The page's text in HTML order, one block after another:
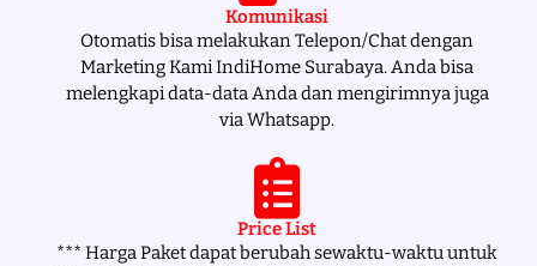
Komunikasi
Otomatis bisa melakukan Telepon/Chat dengan
Marketing Kami IndiHome Surabaya. Anda bisa
melengkapi data-data Anda dan mengirimnya juga
via Whatsapp.
Price List
*** Harga Paket dapat berubah sewaktu-waktu untuk